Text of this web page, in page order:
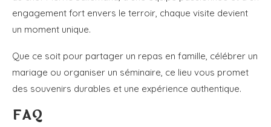
engagement fort envers le terroir, chaque visite devient
un moment unique.
Que ce soit pour partager un repas en famille, célébrer un
mariage ou organiser un séminaire, ce lieu vous promet
des souvenirs durables et une expérience authentique.
FAQ